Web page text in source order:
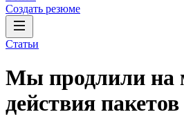
Создать резюме
Статьи
Мы продлили на
действия